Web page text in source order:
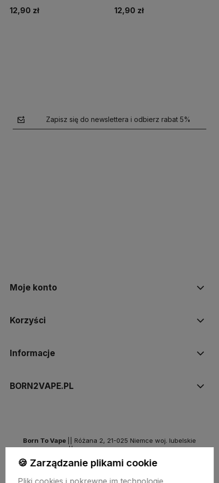
12,90 zł 12,90 zł
Zapisz się do newslettera i odbierz rabat 5%
Moje konto
Korzyści
Informacje
BORN2VAPE.PL
Born To Vape
|| Różana 2, 21-025 Niemce woj. lubelskie
NIP: 7141861133 || E:kontakt@born2vape.plT:665 744 477
🍪 Zarządzanie plikami cookie
Pliki cookies i pokrewne im technologie